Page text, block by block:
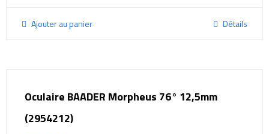
Ajouter au panier Détails
Oculaire BAADER Morpheus 76° 12,5mm
(2954212)